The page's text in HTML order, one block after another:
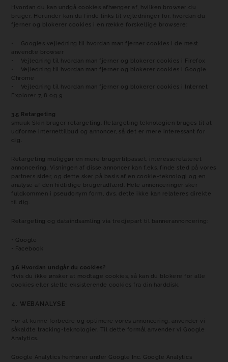
Hvordan du kan undgå cookies afhænger af, hvilken browser du
bruger. Herunder kan du finde links til vejledninger for, hvordan du
fjerner og blokerer cookies i en række forskellige browsere:
• Googles vejledning til hvordan man fjerner cookies i de mest
anvendte browser
• Vejledning til hvordan man fjerner og blokerer cookies i Firefox
• Vejledning til hvordan man fjerner og blokerer cookies i Google
Chrome
• Vejledning til hvordan man fjerner og blokerer cookies i Internet
Explorer 7, 8 og 9
3.5 Retargeting
smuuk Skin bruger retargeting. Retargeting teknologien bruges til at
udforme internettilbud og annoncer, så det er mere interessant for
dig.
Retargeting muliggør en mere brugertilpasset, interesserelateret
annoncering. Visningen af disse annoncer kan f.eks. finde sted på vores
partners sider, og dette sker på basis af en cookie-teknologi og en
analyse af den hidtidige brugeradfærd. Hele annonceringer sker
fuldkommen i pseudonym form, dvs. dette ikke kan relateres direkte
til dig.
Retargeting og dataindsamling via tredjepart til bannerannoncering:
• Google
• Facebook
3.6 Hvordan undgår du cookies?
Hvis du ikke ønsker at modtage cookies, så kan du blokere for alle
cookies eller slette eksisterende cookies fra din harddisk.
4. WEBANALYSE
For at kunne forbedre og optimere vores annoncering, anvender vi
såkaldte tracking-teknologier. Til dette formål anvender vi Google
Analytics.
Google Analytics henhører under Google Inc. Google Analytics